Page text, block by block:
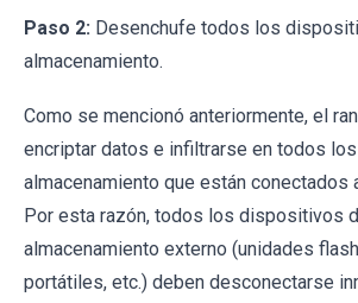
Paso 2: Desenchufe todos los
almacenamiento.
Como se mencionó anteriormente, el
encriptar datos e infiltrarse en todos
almacenamiento que están conectados
Por esta razón, todos los dispositivos
almacenamiento externo (unidades
portátiles, etc.) deben desconectarse